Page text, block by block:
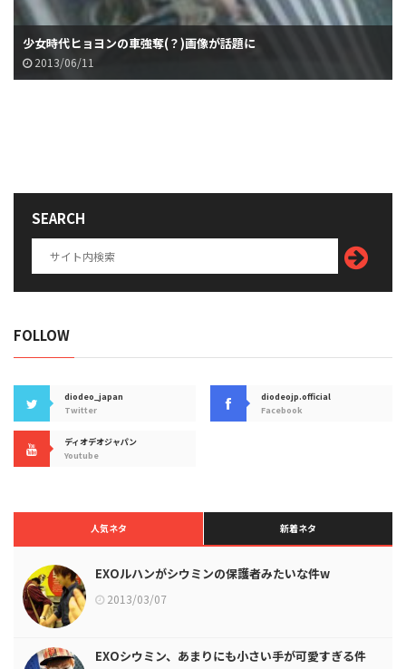
少女時代ヒョヨンの車強奪(？)画像が話題に
2013/06/11
SEARCH
FOLLOW
diodeo_japan
Twitter
diodeojp.official
Facebook
ディオデオジャパン
Youtube
人気ネタ 新着ネタ
EXOルハンがシウミンの保護者みたいな件w
2013/03/07
EXOシウミン、あまりにも小さい手が可愛すぎる件